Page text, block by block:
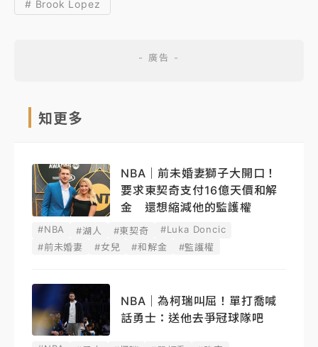
# Brook Lopez
知更多
NBA｜前未婚妻獅子大開口！
要求東契奇支付16億天價和解
金 還想縮減他的監護權
#NBA #湖人 #東契奇
#Luka Doncic
#前未婚妻
#女兒 #和解金 #監護權
NBA｜為柯瑞叫屈！單打喬喊
話勇士：送他去爭冠球隊吧